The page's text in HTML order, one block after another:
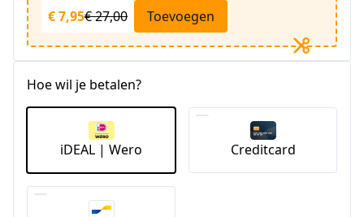
€ 7,95€ 27,00 Toevoegen
Hoe wil je betalen?
iDEAL | Wero Creditcard